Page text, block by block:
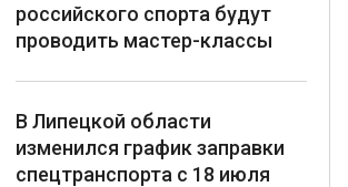
российского спорта будут
проводить мастер-классы
В Липецкой области
изменился график заправки
спецтранспорта с 18 июля